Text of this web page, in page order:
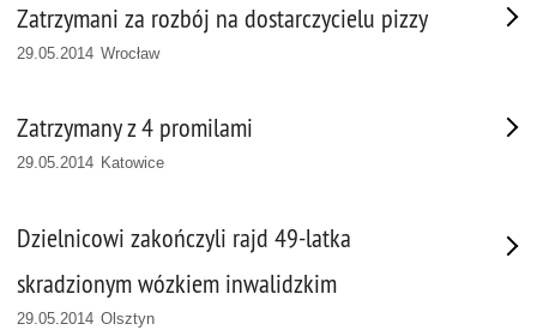
Zatrzymani za rozbój na dostarczycielu pizzy
29.05.2014 Wrocław
Zatrzymany z 4 promilami
29.05.2014 Katowice
Dzielnicowi zakończyli rajd 49-latka
skradzionym wózkiem inwalidzkim
29.05.2014 Olsztyn